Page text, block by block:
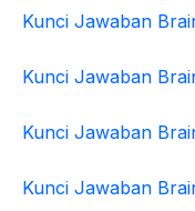
Kunci Jawaban
Kunci Jawaban
Kunci Jawaban
Kunci Jawaban